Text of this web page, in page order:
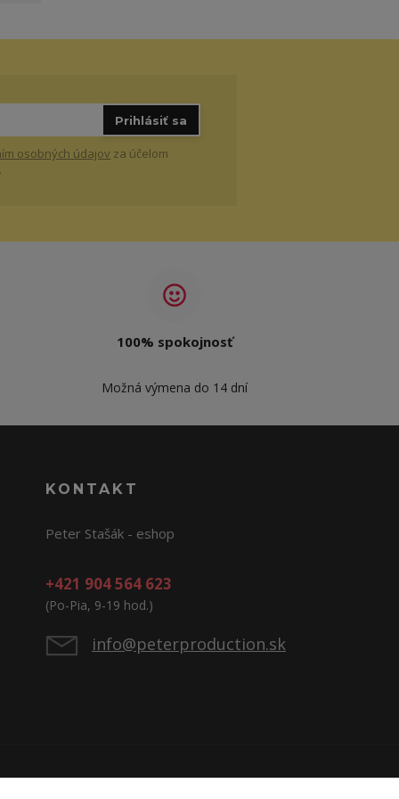
Prihlásiť sa
osobných údajov za účelom
100% spokojnosť
Možná výmena do 14 dní
KONTAKT
Peter Stašák - eshop
+421 904 564 623
(Po-Pia, 9-19 hod.)
info@peterproduction.sk